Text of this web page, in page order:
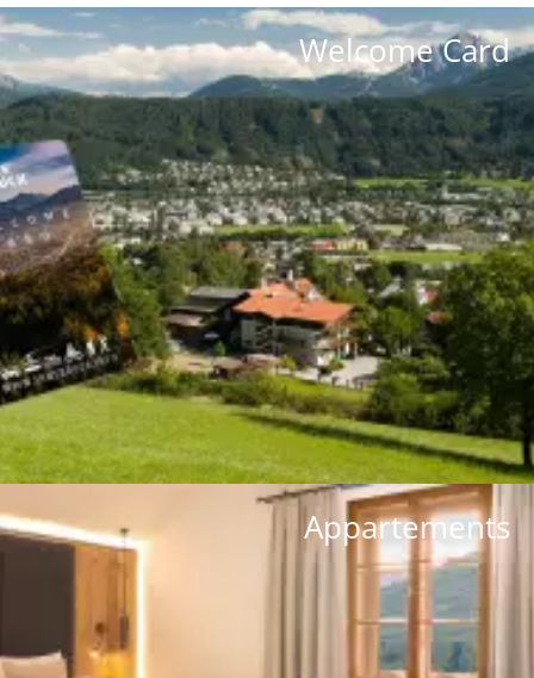
Welcome Card
Innsbruck Welcome Card: kostenlose
Öffis und viele Vergünstigungen.
zu den Details
Appartements